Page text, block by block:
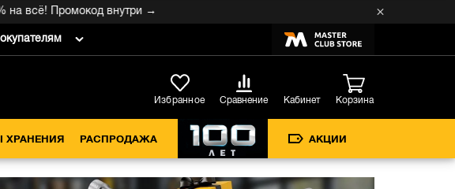
Промокод внутри →
Избранное Сравнение Кабинет Корзина
ХРАНЕНИЯ РАСПРОДАЖА АКЦИИ